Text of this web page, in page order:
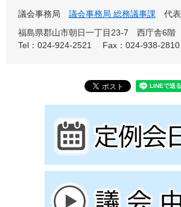
議会事務局 議会事務局 総務議事課
代表
福島県郡山市朝日一丁目23-7 西庁舎6階
Tel：024-924-2521
Fax：024-938-2810